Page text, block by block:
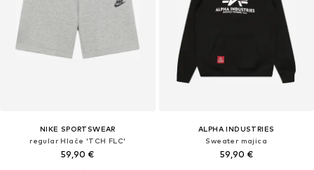
NIKE SPORTSWEAR
regular Hlače 'TCH FLC'
59,90 €
ALPHA INDUSTRIES
Sweater majica
59,90 €